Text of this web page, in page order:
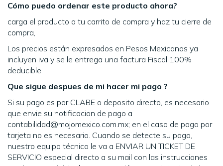
Cómo puedo ordenar este producto ahora?
carga el producto a tu carrito de compra y haz tu cierre de
compra,
Los precios están expresados en Pesos Mexicanos ya
incluyen iva y se le entrega una factura Fiscal 100%
deducible.
Que sigue despues de mi hacer mi pago ?
Si su pago es por CLABE o deposito directo, es necesario
que envie su notificacion de pago a
contabilidad@mojomexico.com.mx; en el caso de pago por
tarjeta no es necesario. Cuando se detecte su pago,
nuestro equipo técnico le va a ENVIAR UN TICKET DE
SERVICIO especial directo a su mail con las instrucciones